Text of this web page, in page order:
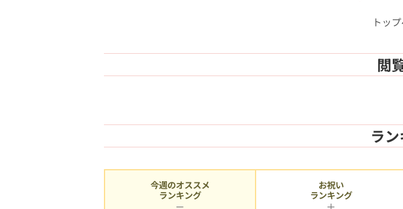
トッ
閲
ラ
今週のオススメ
ランキング
お祝い
ランキング